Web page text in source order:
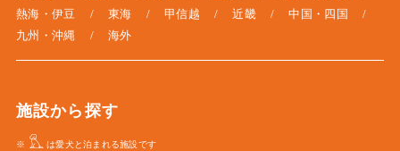
熱海・伊豆
東海 甲信越 近畿
中国・四国
九州・沖縄
海外
施設から探す
※ は愛犬と泊まれる施設です